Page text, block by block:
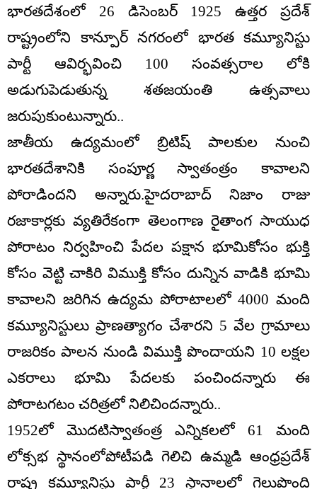
భారతదేశంలో 26 డిసెంబర్ 1925 ఉత్తర ప్రదేశ్
రాష్ట్రంలోని కాన్పూర్ నగరంలో భారత కమ్యూనిస్టు
పార్టీ ఆవిర్భవించి 100 సంవత్సరాల లోకి
అడుగుపెడుతున్న శతజయంతి ఉత్సవాలు
జరుపుకుంటున్నారు..
జాతీయ ఉద్యమంలో బ్రిటిష్ పాలకుల నుంచి
భారతదేశానికి సంపూర్ణ స్వాతంత్రం కావాలని
పోరాడిందని అన్నారు.హైదరాబాద్ నిజాం రాజు
రజాకార్లకు వ్యతిరేకంగా తెలంగాణ రైతాంగ సాయుధ
పోరాటం నిర్వహించి పేదల పక్షాన భూమికోసం భుక్తి
కోసం వెట్టి చాకిరి విముక్తి కోసం దున్నిన వాడికి భూమి
కావాలని జరిగిన ఉద్యమ పోరాటాలలో 4000 మంది
కమ్యూనిస్టులు ప్రాణత్యాగం చేశారని 5 వేల గ్రామాలు
రాజరికం పాలన నుండి విముక్తి పొందాయని 10 లక్షల
ఎకరాలు భూమి పేదలకు పంచిందన్నారు ఈ
పోరాటగటం చరిత్రలో నిలిచిందన్నారు..
1952లో మొదటిస్వాతంత్ర ఎన్నికలలో 61 మంది
లోక్సభ స్థానంలోపోటీపడి గెలిచి ఉమ్మడి ఆంధ్రప్రదేశ్
రాష్ట్ర కమ్యూనిస్టు పార్టీ 23 స్థానాలలో గెలుపొంది